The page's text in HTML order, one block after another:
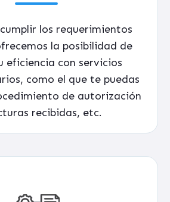
los requerimientos
la posibilidad de
eficiencia con servicios
como el que te puedas
de autorización
recibidas, etc.